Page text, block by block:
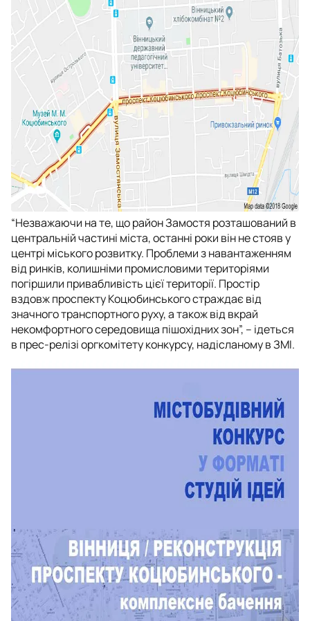
“Незважаючи на те, що район Замостя розташований в
центральній частині міста, останні роки він не стояв у
центрі міського розвитку. Проблеми з навантаженням
від ринків, колишніми промисловими територіями
погіршили привабливість цієї території. Простір
вздовж проспекту Коцюбинського страждає від
значного транспортного руху, а також від вкрай
некомфортного середовища пішохідних зон”, – ідеться
в прес-релізі оргкомітету конкурсу, надісланому в ЗМІ.